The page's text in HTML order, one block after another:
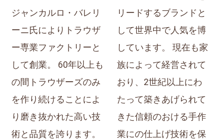
ジャンカルロ・バレリ
ーニ氏によりトラウザ
ー専業ファクトリーと
して創業。 60年以上も
の間トラウザーズのみ
を作り続けることによ
り磨き抜かれた高い技
術と品質を誇ります。
リードするブランドと
して世界中で人気を博
しています。 現在も家
族によって経営されて
おり、2世紀以上にわ
たって築きあげられて
きた信頼のおける手作
業にの仕上げ技術を保